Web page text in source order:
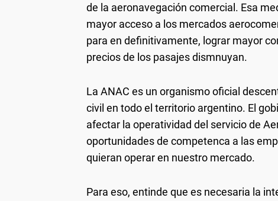
de la aeronavegación comercial. Esa
mayor acceso a los mercados
para en definitivamente, lograr mayor
precios de los pasajes dismnuyan.
La ANAC es un organismo oficial
civil en todo el territorio argentino. El
afectar la operatividad del servicio de
oportunidades de competenca a las
quieran operar en nuestro mercado.
Para eso, entinde que es necesaria la